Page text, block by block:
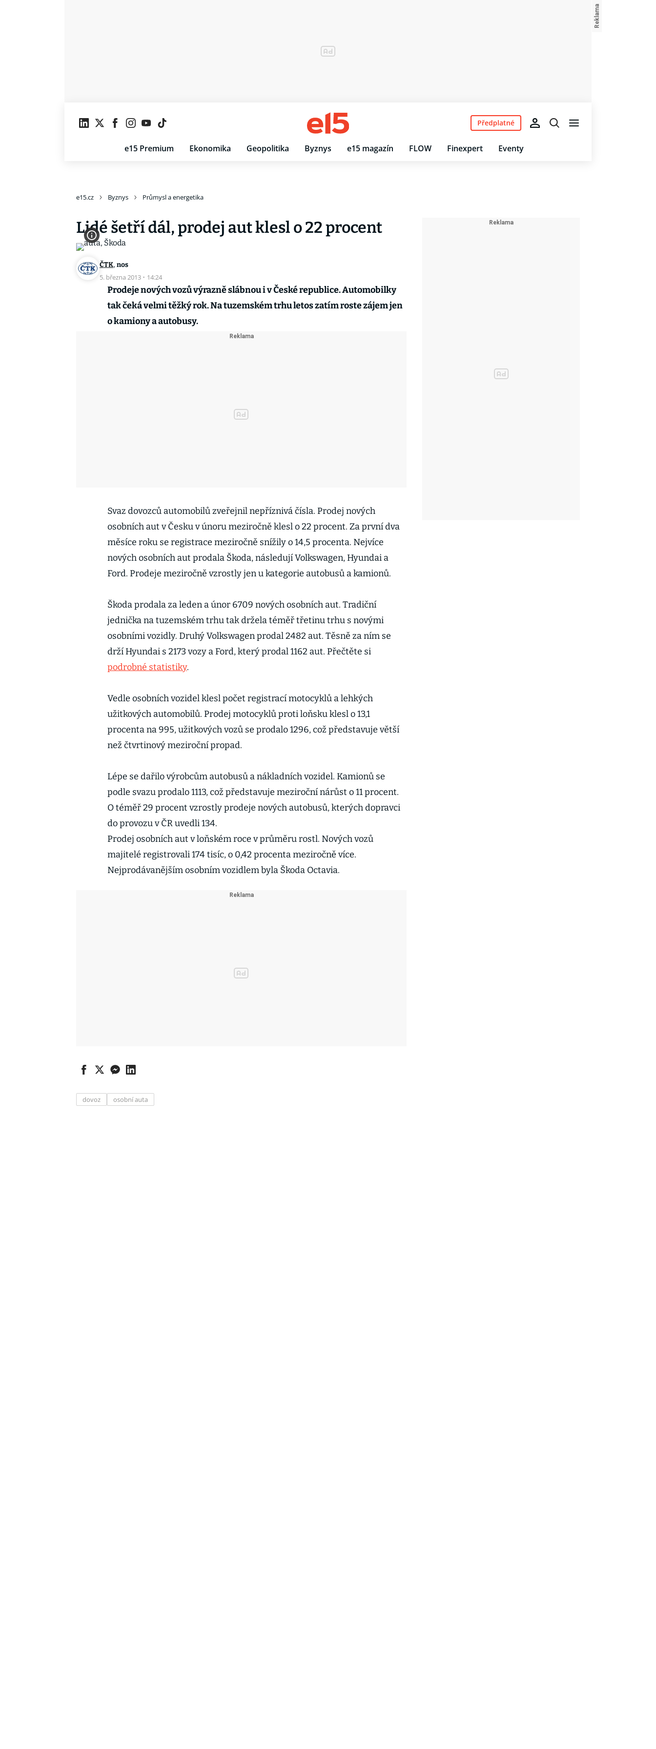
e15 Premium Ekonomika Geopolitika Byznys e15 magazín FLOW Finexpert Eventy
Předplatné
e15.cz Byznys Průmysl a energetika
Lidé šetří dál, prodej aut klesl o 22 procent
ČTK, nos
5. března 2013 · 14:24
Prodeje nových vozů výrazně slábnou i v České republice. Automobilky
tak čeká velmi těžký rok. Na tuzemském trhu letos zatím roste zájem jen
o kamiony a autobusy.
Svaz dovozců automobilů zveřejnil nepříznivá čísla. Prodej nových
osobních aut v Česku v únoru meziročně klesl o 22 procent. Za první dva
měsíce roku se registrace meziročně snížily o 14,5 procenta. Nejvíce
nových osobních aut prodala Škoda, následují Volkswagen, Hyundai a
Ford. Prodeje meziročně vzrostly jen u kategorie autobusů a kamionů.
Škoda prodala za leden a únor 6709 nových osobních aut. Tradiční
jednička na tuzemském trhu tak držela téměř třetinu trhu s novými
osobními vozidly. Druhý Volkswagen prodal 2482 aut. Těsně za ním se
drží Hyundai s 2173 vozy a Ford, který prodal 1162 aut. Přečtěte si
podrobné statistiky.
Vedle osobních vozidel klesl počet registrací motocyklů a lehkých
užitkových automobilů. Prodej motocyklů proti loňsku klesl o 13,1
procenta na 995, užitkových vozů se prodalo 1296, což představuje větší
než čtvrtinový meziroční propad.
Lépe se dařilo výrobcům autobusů a nákladních vozidel. Kamionů se
podle svazu prodalo 1113, což představuje meziroční nárůst o 11 procent.
O téměř 29 procent vzrostly prodeje nových autobusů, kterých dopravci
do provozu v ČR uvedli 134.
Prodej osobních aut v loňském roce v průměru rostl. Nových vozů
majitelé registrovali 174 tisíc, o 0,42 procenta meziročně více.
Nejprodávanějším osobním vozidlem byla Škoda Octavia.
dovoz osobní auta